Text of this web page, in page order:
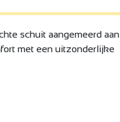
schuit aangemeerd aan
met een uitzonderlijke